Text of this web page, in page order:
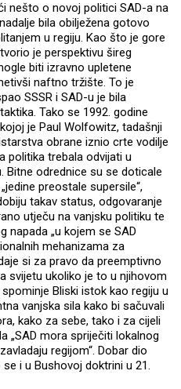
nešto o novoj politici SAD-a na
bila obilježena gotovo
u regiju. Kao što je gore
je perspektivu šireg
biti izravno upletene
naftno tržište. To je
SSSR i SAD-u je bila
Tako se 1992. godine
je Paul Wolfowitz, tadašnji
obrane iznio crte vodilje
politika trebala odvijati u
odrednice su se doticale
preostale supersile“,
takav status, odgovaranje
utječu na vanjsku politiku te
napada „u kojem se SAD
mehanizama za
si za pravo da preemptivno
svijetu ukoliko je to u njihovom
Bliski istok kao regiju u
vanjska sila kako bi sačuvali
kako za sebe, tako i za cijeli
„SAD mora spriječiti lokalnog
regijom“. Dobar dio
i u Bushovoj doktrini u 21.